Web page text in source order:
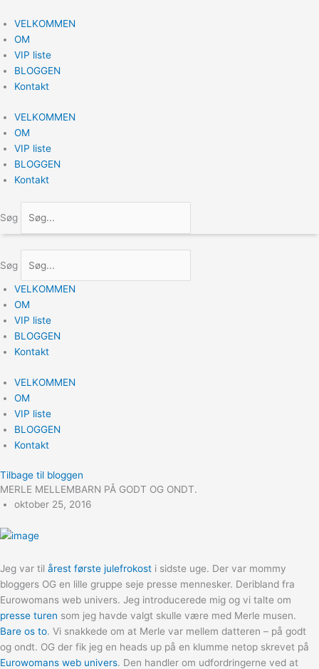
til
indholdet
VELKOMMEN
OM
VIP liste
BLOGGEN
Kontakt
VELKOMMEN
OM
VIP liste
BLOGGEN
Kontakt
Søg
Søg
VELKOMMEN
OM
VIP liste
BLOGGEN
Kontakt
VELKOMMEN
OM
VIP liste
BLOGGEN
Kontakt
Tilbage til bloggen
MERLE MELLEMBARN PÅ GODT OG ONDT.
oktober 25, 2016
Jeg var til årest første julefrokost i sidste uge. Der var mommy
bloggers OG en lille gruppe seje presse mennesker. Deribland fra
Eurowomans web univers. Jeg introducerede mig og vi talte om
presse turen som jeg havde valgt skulle være med Merle musen.
Bare os to. Vi snakkede om at Merle var mellem datteren – på godt
og ondt. OG der fik jeg en heads up på en klumme netop skrevet på
Eurowomans web univers. Den handler om udfordringerne ved at